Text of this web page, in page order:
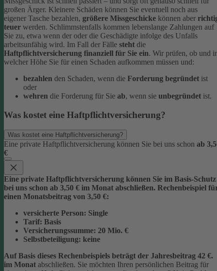
großen Ärger. Kleinere Schäden können Sie eventuell noch aus
eigener Tasche bezahlen, größere Missgeschicke können aber
teuer werden. Schlimmstenfalls kommen lebenslange Zahlungen auf
Sie zu, etwa wenn der oder die Geschädigte infolge des Unfalls
arbeitsunfähig wird. Im Fall der Fälle steht die
Haftpflichtversicherung finanziell für Sie ein. Wir prüfen, ob und
welcher Höhe Sie für einen Schaden aufkommen müssen und:
bezahlen den Schaden, wenn die Forderung begründet ist
oder
wehren die Forderung für Sie ab, wenn sie unbegründet ist.
Was kostet eine Haftpflichtversicherung?
Was kostet eine Haftpflichtversicherung?
Eine private Haftpflichtversicherung können Sie bei uns schon ab
€
Eine private Haftpflichtversicherung können Sie im Basis-Schutz
bei uns schon ab 3,50 € im Monat abschließen. Rechenbeispiel
einen Monatsbeitrag von 3,50 €:
versicherte Person: Single
Tarif: Basis
Versicherungssumme: 20 Mio. €
Selbstbeteiligung: keine
Auf Basis dieses Rechenbeispiels beträgt der Jahresbeitrag 42 €.
im Monat abschließen. Sie möchten Ihren persönlichen Beitrag für